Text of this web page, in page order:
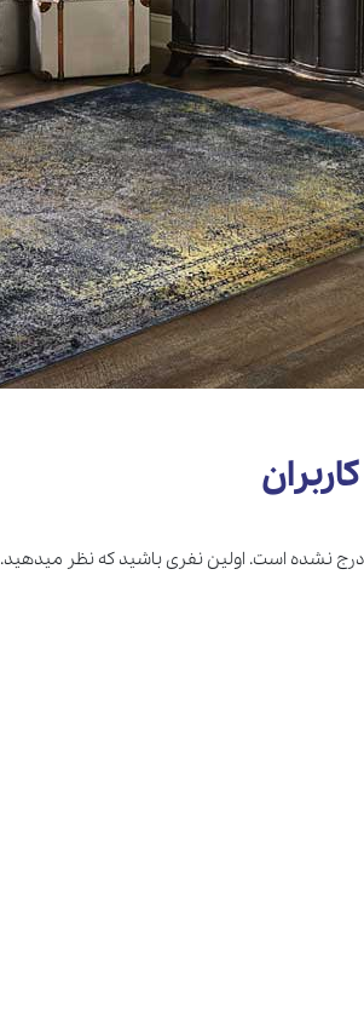
نشده است. اولین نفری باشید که نظر میدهید.